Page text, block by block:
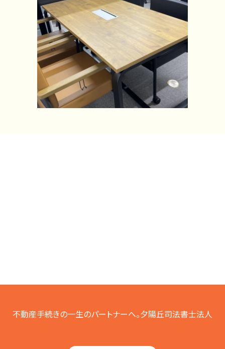
不動産手続きの一生のパートナーへ。夕陽丘司法書士法人